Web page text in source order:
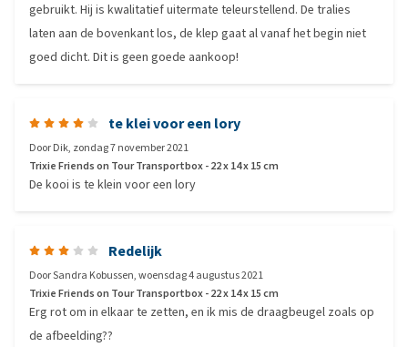
gebruikt. Hij is kwalitatief uitermate teleurstellend. De tralies
laten aan de bovenkant los, de klep gaat al vanaf het begin niet
goed dicht. Dit is geen goede aankoop!
te klei voor een lory
DoorDik, zondag 7 november 2021
Trixie Friends on Tour Transportbox - 22 x 14 x 15 cm
De kooi is te klein voor een lory
Redelijk
DoorSandra Kobussen,woensdag 4 augustus 2021
Trixie Friends on Tour Transportbox - 22 x 14 x 15 cm
Erg rot om in elkaar te zetten, en ik mis de draagbeugel zoals op
de afbeelding??